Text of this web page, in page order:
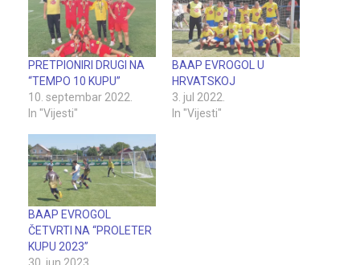
PRETPIONIRI DRUGI NA
“TEMPO 10 KUPU”
10. septembar 2022.
In "Vijesti"
BAAP EVROGOL U
HRVATSKOJ
3. jul 2022.
In "Vijesti"
BAAP EVROGOL
ČETVRTI NA “PROLETER
KUPU 2023”